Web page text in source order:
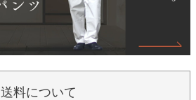
送料について